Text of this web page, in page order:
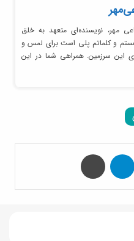
مهر، نویسنده‌ای متعهد به خلق
و کلماتم پلی است برای لمس و
این سرزمین. همراهی شما در این